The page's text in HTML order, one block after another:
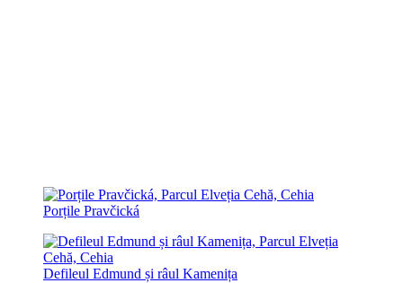
Porțile Pravčická
Defileul Edmund și râul Kamenița